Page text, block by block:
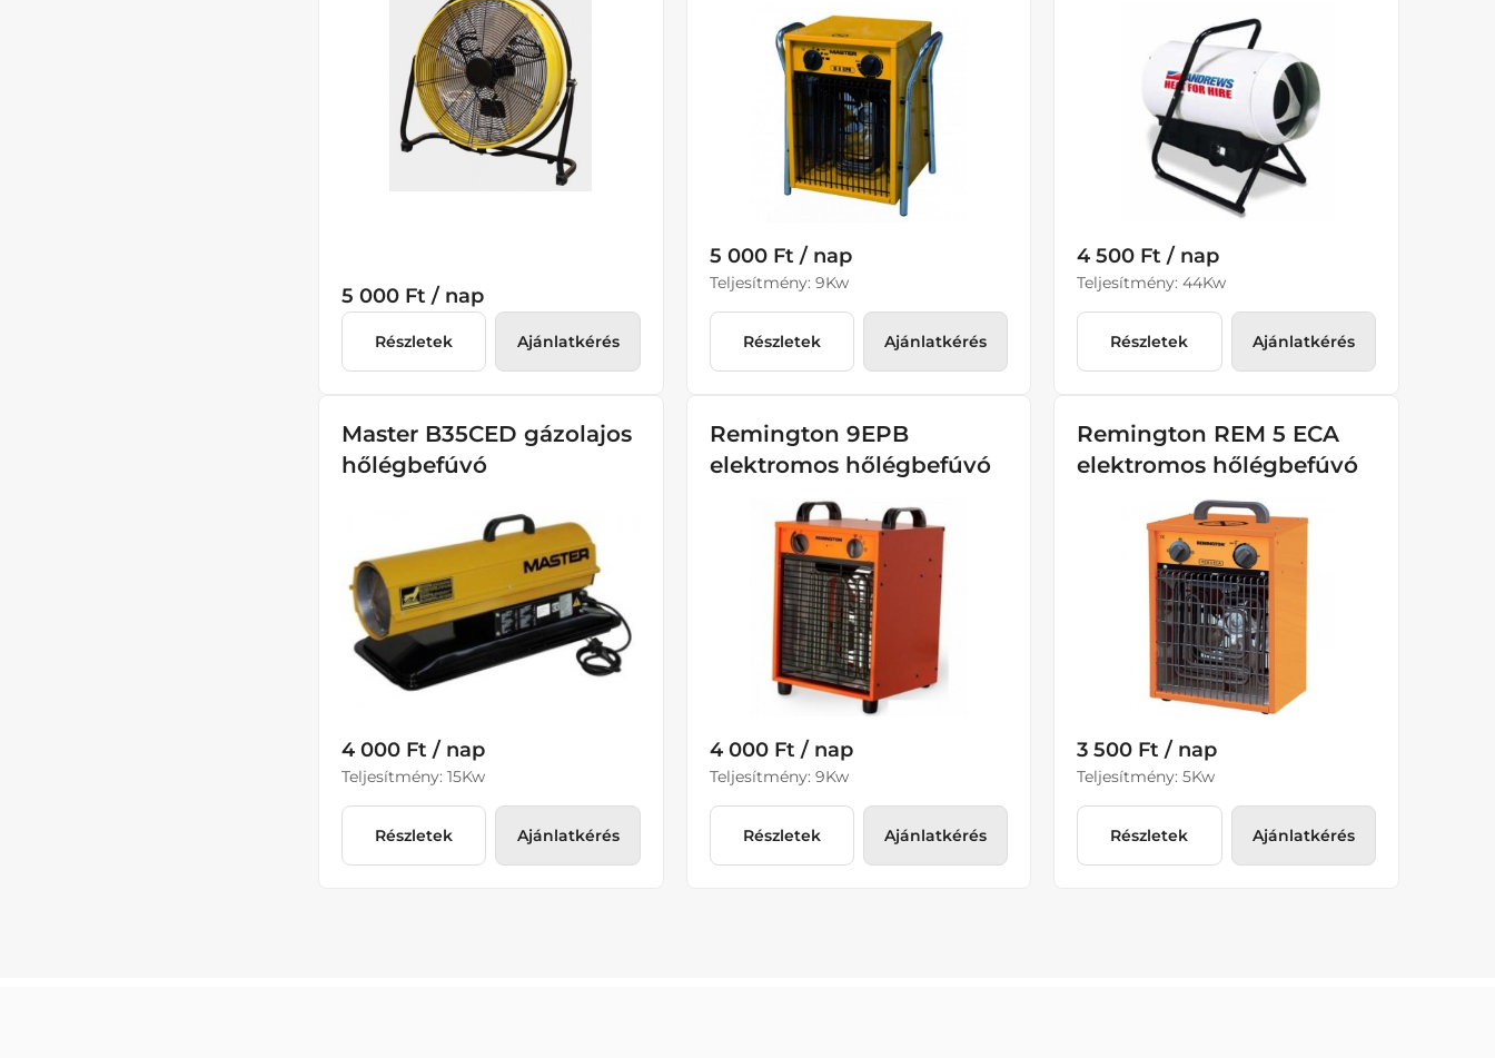
5 000 Ft / nap
Részletek Ajánlatkérés
5 000 Ft / nap
Teljesítmény: 9Kw
Részletek Ajánlatkérés
4 500 Ft / nap
Teljesítmény: 44Kw
Részletek Ajánlatkérés
Master B35CED gázolajos
hőlégbefúvó
4 000 Ft / nap
Teljesítmény: 15Kw
Részletek Ajánlatkérés
Remington 9EPB
elektromos hőlégbefúvó
4 000 Ft / nap
Teljesítmény: 9Kw
Részletek Ajánlatkérés
Remington REM 5 ECA
elektromos hőlégbefúvó
3 500 Ft / nap
Teljesítmény: 5Kw
Részletek Ajánlatkérés